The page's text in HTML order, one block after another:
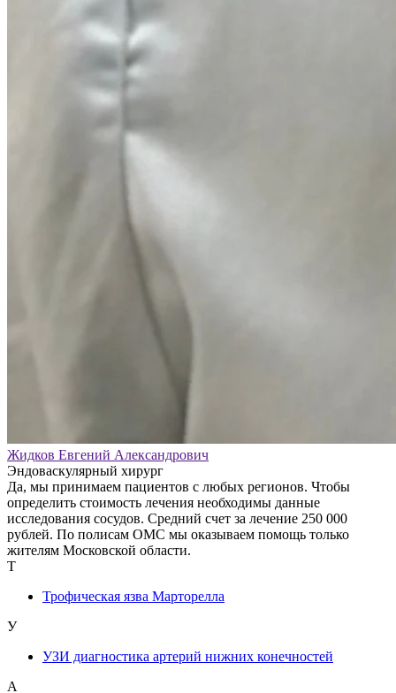
Жидков Евгений Александрович
Эндоваскулярный хирург
Да, мы принимаем пациентов с любых регионов. Чтобы
определить стоимость лечения необходимы данные
исследования сосудов. Средний счет за лечение 250 000
рублей. По полисам ОМС мы оказываем помощь только
жителям Московской области.
Т
Трофическая язва Марторелла
У
УЗИ диагностика артерий нижних конечностей
А